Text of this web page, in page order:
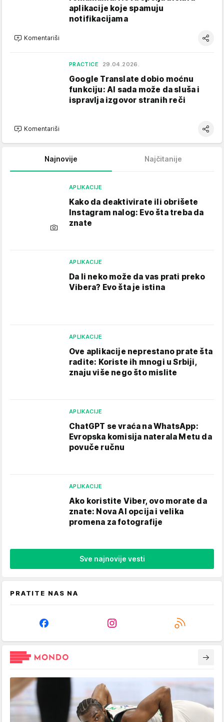
aplikacije koje spamuju
notifikacijama
Komentariši
PRACTICE 29.04.2026.
Google Translate dobio moćnu
funkciju: AI sada može da sluša i
ispravlja izgovor stranih reči
Komentariši
Najnovije Najčitanije
APLIKACIJE
Kako da deaktivirate ili obrišete
Instagram nalog: Evo šta treba da
znate
APLIKACIJE
Da li neko može da vas prati preko
Vibera? Evo šta je istina
APLIKACIJE
Ove aplikacije neprestano prate šta
radite: Koriste ih mnogi u Srbiji,
znaju više nego što mislite
APLIKACIJE
ChatGPT se vraća na WhatsApp:
Evropska komisija naterala Metu da
povuče ručnu
APLIKACIJE
Ako koristite Viber, ovo morate da
znate: Nova AI opcija i velika
promena za fotografije
Sve najnovije vesti
PRATITE NAS NA